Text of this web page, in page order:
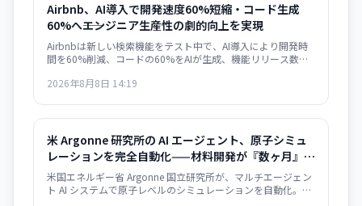
Airbnb、AI導入で開発速度60%短縮・コード生成
60%へ――エンジニア生産性の劇的向上を実現
Airbnbは新しい検索機能をテスト中で、AI導入により開発時
間を60%削減、コードの60%をAIが生成、機能リリース数が
2026年8月8日 14:19
米 Argonne 研究所の AI エージェント、原子シミュ
レーションを完全自動化——材料開発が『数ヶ月』か
ら『数日』へ
米国エネルギー省 Argonne 国立研究所が、マルチエージェン
ト AI システムで原子レベルのシミュレーションを自動化。従